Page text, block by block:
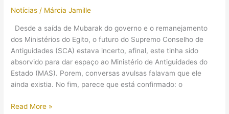
Notícias / Márcia Jamille
Desde a saída de Mubarak do governo e o remanejamento
dos Ministérios do Egito, o futuro do Supremo Conselho de
Antiguidades (SCA) estava incerto, afinal, este tinha sido
absorvido para dar espaço ao Ministério de Antiguidades do
Estado (MAS). Porem, conversas avulsas falavam que ele
ainda existia. No fim, parece que está confirmado: o
É
Read More »